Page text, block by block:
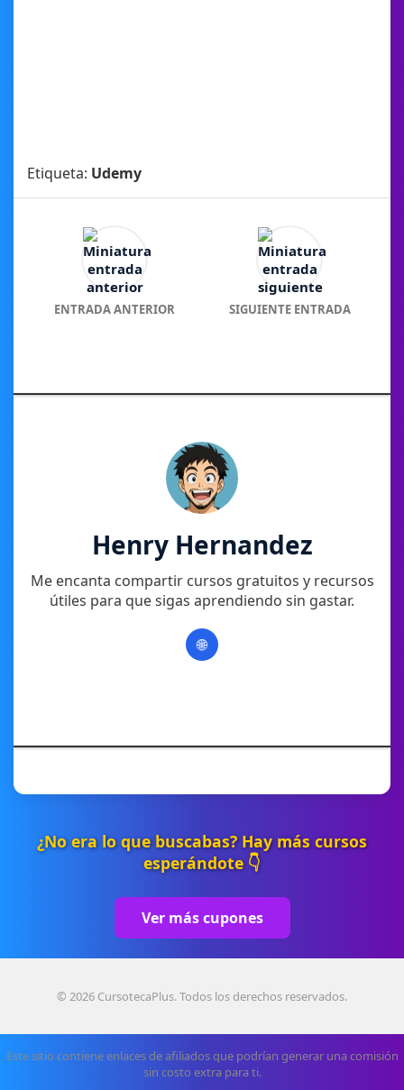
Etiqueta: Udemy
ENTRADA ANTERIOR SIGUIENTE ENTRADA
Henry Hernandez
Me encanta compartir cursos gratuitos y recursos
útiles para que sigas aprendiendo sin gastar.
🌐
¿No era lo que buscabas? Hay más cursos
esperándote 👇
Ver más cupones
© 2026 CursotecaPlus. Todos los derechos reservados.
Este sitio contiene enlaces de afiliados que podrían generar una comisión
sin costo extra para ti.